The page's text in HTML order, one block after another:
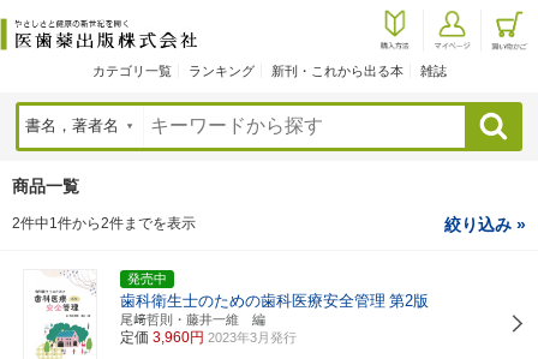
カテゴリ一覧 ランキング 新刊・これから出る本 雑誌
検索
商品一覧
2件中1件から2件までを表示 絞り込み »
発売中
歯科衛生士のための歯科医療安全管理 第2版
尾﨑哲則・藤井一維 編
定価 3,960円 2023年3月発行